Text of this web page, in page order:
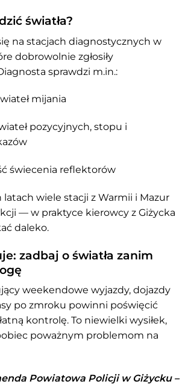
światła?
na stacjach diagnostycznych w
dobrowolnie zgłosiły
sprawdzi m.in.:
mijania
pozycyjnych, stopu i
świecenia reflektorów
wiele stacji z Warmii i Mazur
— w praktyce kierowcy z Giżycka
daleko.
zadbaj o światła zanim
weekendowe wyjazdy, dojazdy
po zmroku powinni poświęcić
kontrolę. To niewielki wysiłek,
poważnym problemom na
Powiatowa Policji w Giżycku –